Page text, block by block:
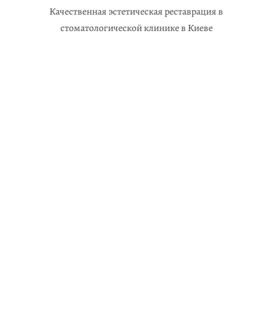
Качественная эстетическая реставрация в
стоматологической клинике в Киеве